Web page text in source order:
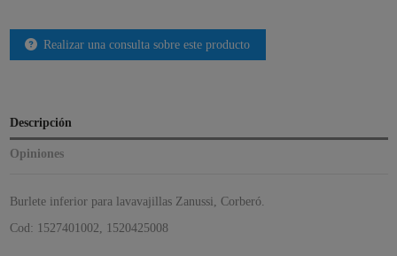
Realizar una consulta sobre este producto
Descripción
Opiniones
Burlete inferior para lavavajillas Zanussi, Corberó.
Cod: 1527401002, 1520425008